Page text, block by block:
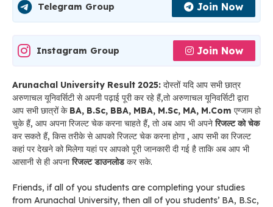
Telegram Group Join Now
Instagram Group Join Now
Arunachal University Result 2025: दोस्तों यदि आप सभी छात्र
अरुणाचल यूनिवर्सिटी से अपनी पढ़ाई पूरी कर रहे हैं,तो अरुणाचल यूनिवर्सिटी द्वारा
आप सभी छात्रों केBA, B.Sc, BBA, MBA, M.Sc, MA, M.Com एग्जाम हो
चुके हैं, आप अपना रिजल्ट चेक करना चाहते हैं, तो अब आप भी अपनेरिजल्ट को चेक
कर सकते हैं, किस तरीके से आपको रिजल्ट चेक करना होगा , आप सभी का रिजल्ट
कहां पर देखने को मिलेगा यहां पर आपको पूरी जानकारी दी गई है ताकि अब आप भी
आसानी से ही अपनारिजल्ट डाउनलोडकर सके.
Friends, if all of you students are completing your studies
from Arunachal University, then all of you students’ BA, B.Sc,